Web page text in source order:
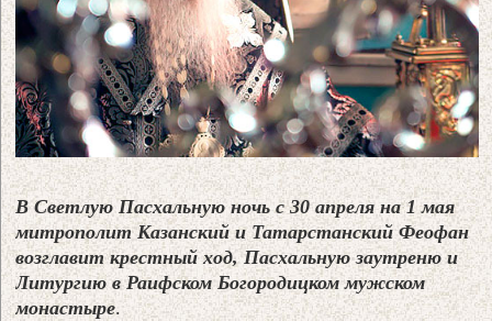
В Светлую Пасхальную ночь с 30 апреля на 1 мая
митрополит Казанский и Татарстанский Феофан
возглавит крестный ход, Пасхальную заутреню и
Литургию в Раифском Богородицком мужском
монастыре.